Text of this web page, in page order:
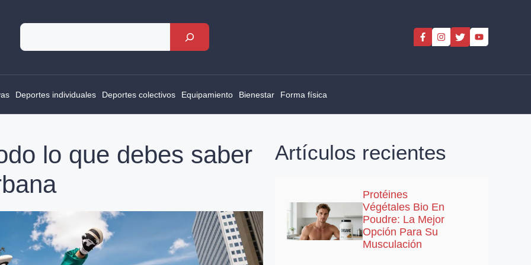
Rechercher
Deportes individuales Deportes colectivos Equipamiento Bienestar Forma física
lo que debes saber
Artículos recientes
Protéines
Végétales Bio En
Poudre: La Mejor
Opción Para Su
Musculación